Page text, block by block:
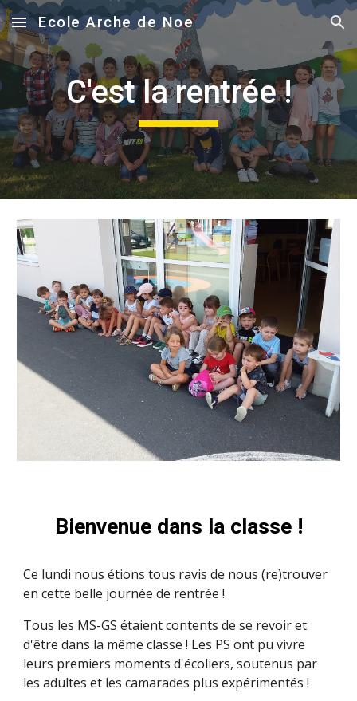
Skip to main content Skip to navigation
Ecole Arche de Noe
C'est la rentrée !
Bienvenue dans la classe !
Ce lundi nous étions tous ravis de nous (re)trouver
en cette belle journée de rentrée !
Tous les MS-GS étaient contents de se revoir et
d'être dans la même classe ! Les PS ont pu vivre
leurs premiers moments d'écoliers, soutenus par
les adultes et les camarades plus expérimentés !